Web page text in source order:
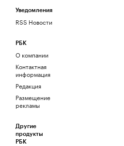
Уведомления
RSS Новости
РБК
О компании
Контактная
информация
Редакция
Размещение
рекламы
Другие
продукты
РБК